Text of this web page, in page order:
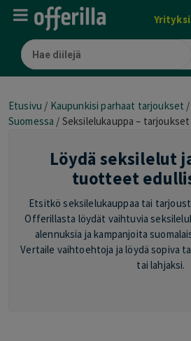
Etusivu / Kaupunkisi parhaat tarjoukset /
Suomessa / Seksilelukauppa –
Löydä seksilelut
tuotteet
Etsitkö seksilelukauppaa tai
Offerillasta löydät vaihtuvia
alennuksia ja kampanjoita
Vertaile vaihtoehtoja ja löydä sopiva
tai lahjaksi.